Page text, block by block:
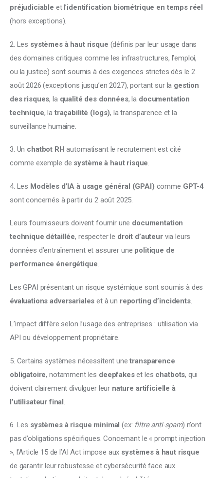
préjudiciable et l’identification biométrique en temps réel
(hors exceptions).
2. Les systèmes à haut risque (définis par leur usage dans
des domaines critiques comme les infrastructures, l’emploi,
ou la justice) sont soumis à des exigences strictes dès le 2
août 2026 (exceptions jusqu’en 2027), portant sur la gestion
des risques, la qualité des données, la documentation
technique, la traçabilité (logs), la transparence et la
surveillance humaine.
3. Un chatbot RH automatisant le recrutement est cité
comme exemple de système à haut risque.
4. Les Modèles d’IA à usage général (GPAI) comme GPT-4
sont concernés à partir du 2 août 2025.
Leurs fournisseurs doivent fournir une documentation
technique détaillée, respecter le droit d’auteur via leurs
données d’entraînement et assurer une politique de
performance énergétique.
Les GPAI présentant un risque systémique sont soumis à des
évaluations adversariales et à un reporting d’incidents.
L’impact diffère selon l’usage des entreprises : utilisation via
API ou développement propriétaire.
5. Certains systèmes nécessitent une transparence
obligatoire, notamment les deepfakes et les chatbots, qui
doivent clairement divulguer leur nature artificielle à
l’utilisateur final.
6. Les systèmes à risque minimal (ex: filtre anti-spam) n’ont
pas d’obligations spécifiques. Concernant le « prompt injection
», l’Article 15 de l’AI Act impose aux systèmes à haut risque
de garantir leur robustesse et cybersécurité face aux